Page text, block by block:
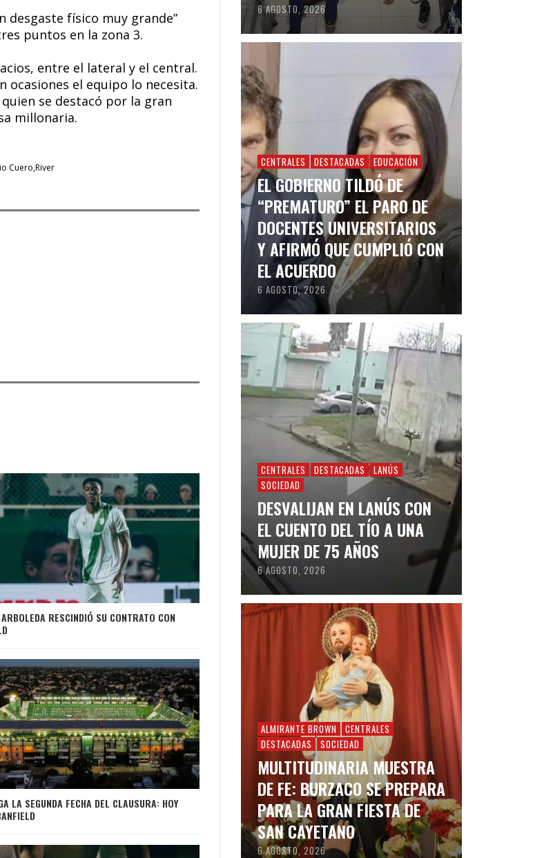
desgaste físico muy grande”
puntos en la zona 3.
entre el lateral y el central.
ocasiones el equipo lo necesita.
se destacó por la gran
millonaria.
Cuero River
RESCINDIÓ SU CONTRATO CON
LA SEGUNDA FECHA DEL CLAUSURA: HOY
6 AGOSTO, 2026
CENTRALES DESTACADAS EDUCACIÓN
EL GOBIERNO TILDÓ DE
“PREMATURO” EL PARO DE
DOCENTES UNIVERSITARIOS
Y AFIRMÓ QUE CUMPLIÓ CON
EL ACUERDO
6 AGOSTO, 2026
CENTRALES DESTACADAS
LANÚS
SOCIEDAD
DESVALIJAN EN LANÚS CON
EL CUENTO DEL TÍO A UNA
MUJER DE 75 AÑOS
6 AGOSTO, 2026
ALMIRANTE BROWN
CENTRALES
DESTACADAS
SOCIEDAD
MULTITUDINARIA MUESTRA
DE FE: BURZACO SE PREPARA
PARA LA GRAN FIESTA DE
SAN CAYETANO
6 AGOSTO, 2026